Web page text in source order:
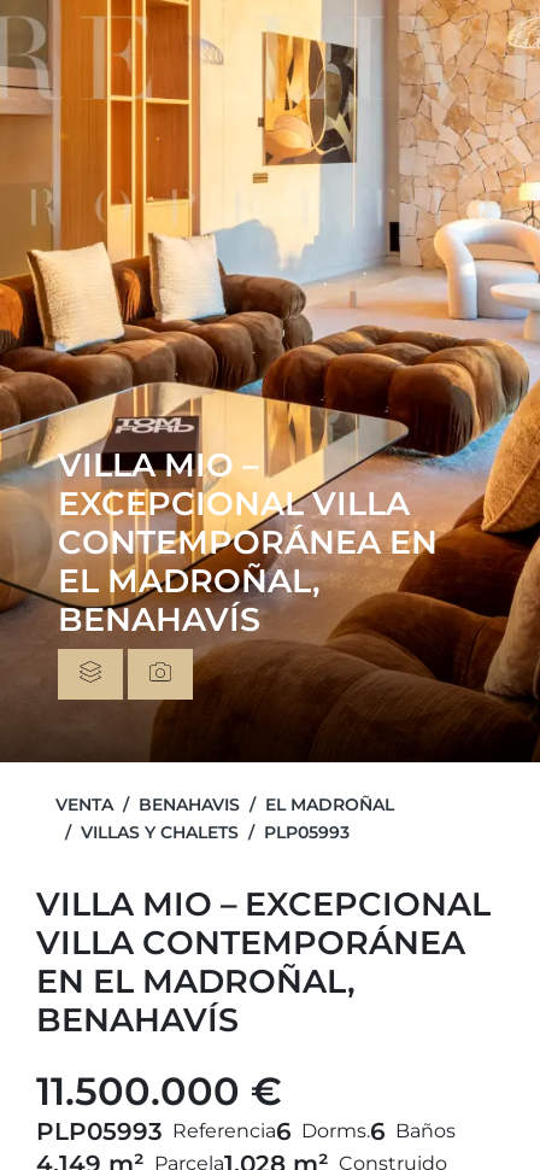
VILLA MIO –
EXCEPCIONAL VILLA
CONTEMPORÁNEA EN
EL MADROÑAL,
BENAHAVÍS
VENTA BENAHAVIS
EL MADROÑAL
VILLAS Y CHALETS
PLP05993
VILLA MIO – EXCEPCIONAL
VILLA CONTEMPORÁNEA
EN EL MADROÑAL,
BENAHAVÍS
11.500.000 €
PLP05993 Referencia6 Dorms.6 Baños
4.149 m² Parcela1.028 m² Construido